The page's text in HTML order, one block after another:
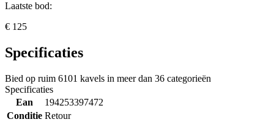
Laatste bod:
€ 125
Specificaties
Bied op ruim 6101 kavels in meer dan 36 categorieën
Specificaties
Ean
194253397472
Conditie Retour